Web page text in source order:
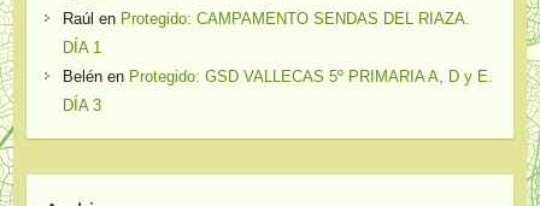
Raúl en Protegido: CAMPAMENTO SENDAS DEL RIAZA.
DÍA 1
Belénen Protegido: GSD VALLECAS 5º PRIMARIA A, D y E.
DÍA 3